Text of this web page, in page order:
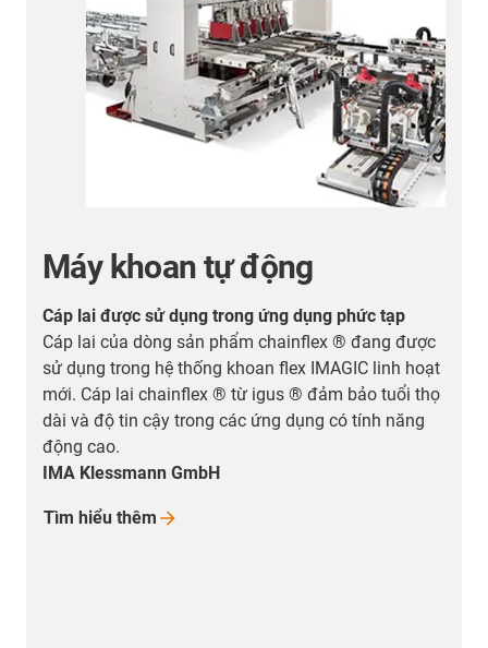
Máy khoan tự động
Cáp lai được sử dụng trong ứng dụng phức tạp
Cáp lai của dòng sản phẩm chainflex ® đang được
sử dụng trong hệ thống khoan flex IMAGIC linh hoạt
mới. Cáp lai chainflex ® từ igus ® đảm bảo tuổi thọ
dài và độ tin cậy trong các ứng dụng có tính năng
động cao.
IMA Klessmann GmbH
Tìm hiểu thêm